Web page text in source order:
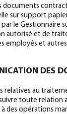
documents
sur support
le Gestionnaire
autorisé et de
employés et
DES
relatives au
toute relation
des opérations